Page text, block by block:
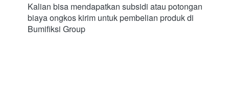
Kalian bisa mendapatkan subsidi atau potongan
biaya ongkos kirim untuk pembelian produk di
Bumifiksi Group